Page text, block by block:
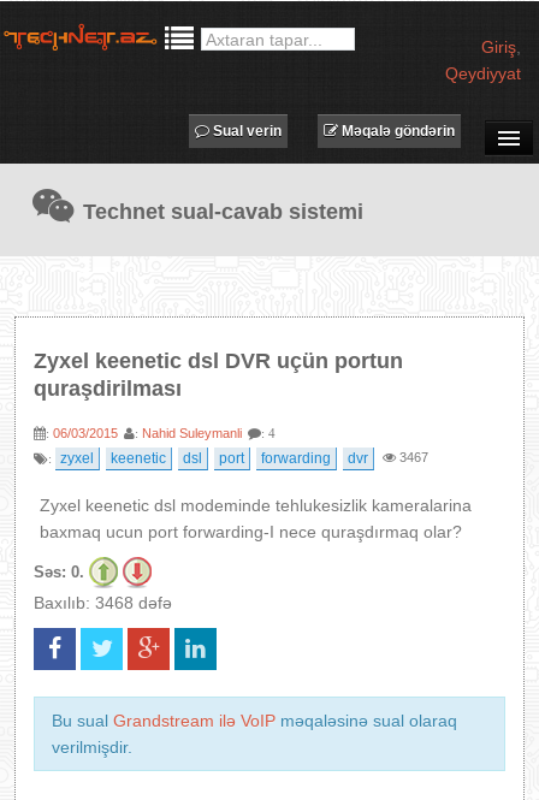
Giriş
Qeydiyyat
TECHNET TV
MƏQALƏLƏR
PROQRAMLAR
IT LÜĞƏT
Məqalə göndərin
Sual verin
Technet sual-cavab sistemi
Zyxel keenetic dsl DVR uçün portun
quraşdirilması
: 06/03/2015 : Nahid Suleymanli
: 4
:
zyxel keenetic dsl port forwarding dvr 3467
Zyxel keenetic dsl modeminde tehlukesizlik kameralarina
baxmaq ucun port forwarding-I nece quraşdırmaq olar?
Səs: 0.
Baxılıb: 3468 dəfə
Bu sual Grandstream ilə VoIP məqaləsinə sual olaraq
verilmişdir.